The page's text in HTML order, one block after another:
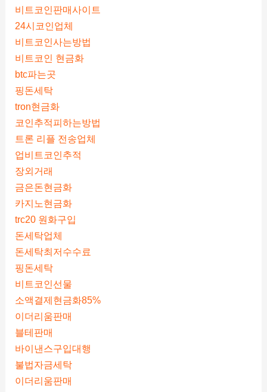
비트코인판매사이트
24시코인업체
비트코인사는방법
비트코인 현금화
btc파는곳
핑돈세탁
tron현금화
코인추적피하는방법
트론 리플 전송업체
업비트코인추적
장외거래
금은돈현금화
카지노현금화
trc20 원화구입
돈세탁업체
돈세탁최저수수료
핑돈세탁
비트코인선물
소액결제현금화85%
이더리움판매
블테판매
바이낸스구입대행
불법자금세탁
이더리움판매